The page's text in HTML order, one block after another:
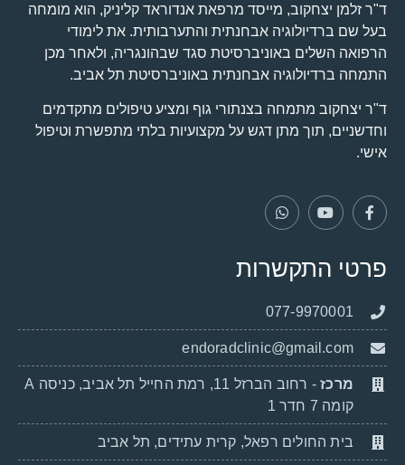
ד"ר זלמן יצחקוב, מייסד מרפאת אנדוראד קליניק, הוא מומחה
בעל שם ברדיולוגיה אבחנתית והתערבותית. את לימודי
הרפואה השלים באוניברסיטת סגד שבהונגריה, ולאחר מכן
התמחה ברדיולוגיה אבחנתית באוניברסיטת תל אביב.
ד"ר יצחקוב מתמחה בצנתורי גוף ומציע טיפולים מתקדמים
וחדשניים, תוך מתן דגש על מקצועיות בלתי מתפשרת וטיפול
אישי.
פרטי התקשרות
077-9970001
endoradclinic@gmail.com
מרכז
- רחוב הברזל 11, רמת החייל תל אביב, כניסה A
קומה 7 חדר 1
בית החולים רפאל, קרית עתידים, תל אביב